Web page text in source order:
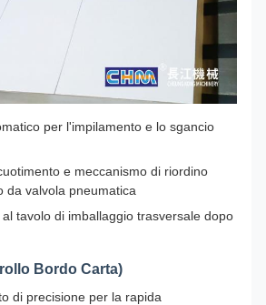
per l'impilamento e lo sgancio
e meccanismo di riordino
da valvola pneumatica
tavolo di imballaggio trasversale dopo
Bordo Carta)
di precisione per la rapida